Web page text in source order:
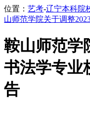
位置： 艺考-辽宁本科院
山师范学院关于调整
鞍山师范学
书法学专业
告